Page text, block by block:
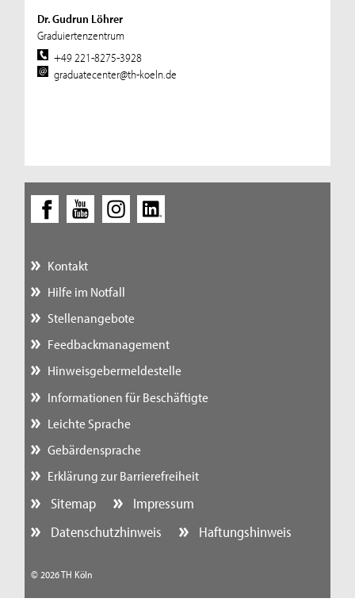
Dr. Gudrun Löhrer
Graduiertenzentrum
+49 221-8275-3928
graduatecenter@th-koeln.de
Kontakt
Hilfe im Notfall
Stellenangebote
Feedbackmanagement
Hinweisgebermeldestelle
Informationen für Beschäftigte
Leichte Sprache
Gebärdensprache
Erklärung zur Barrierefreiheit
Sitemap
Impressum
Datenschutzhinweis
Haftungshinweis
© 2026 TH Köln